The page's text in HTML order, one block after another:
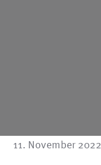
11. November 2022